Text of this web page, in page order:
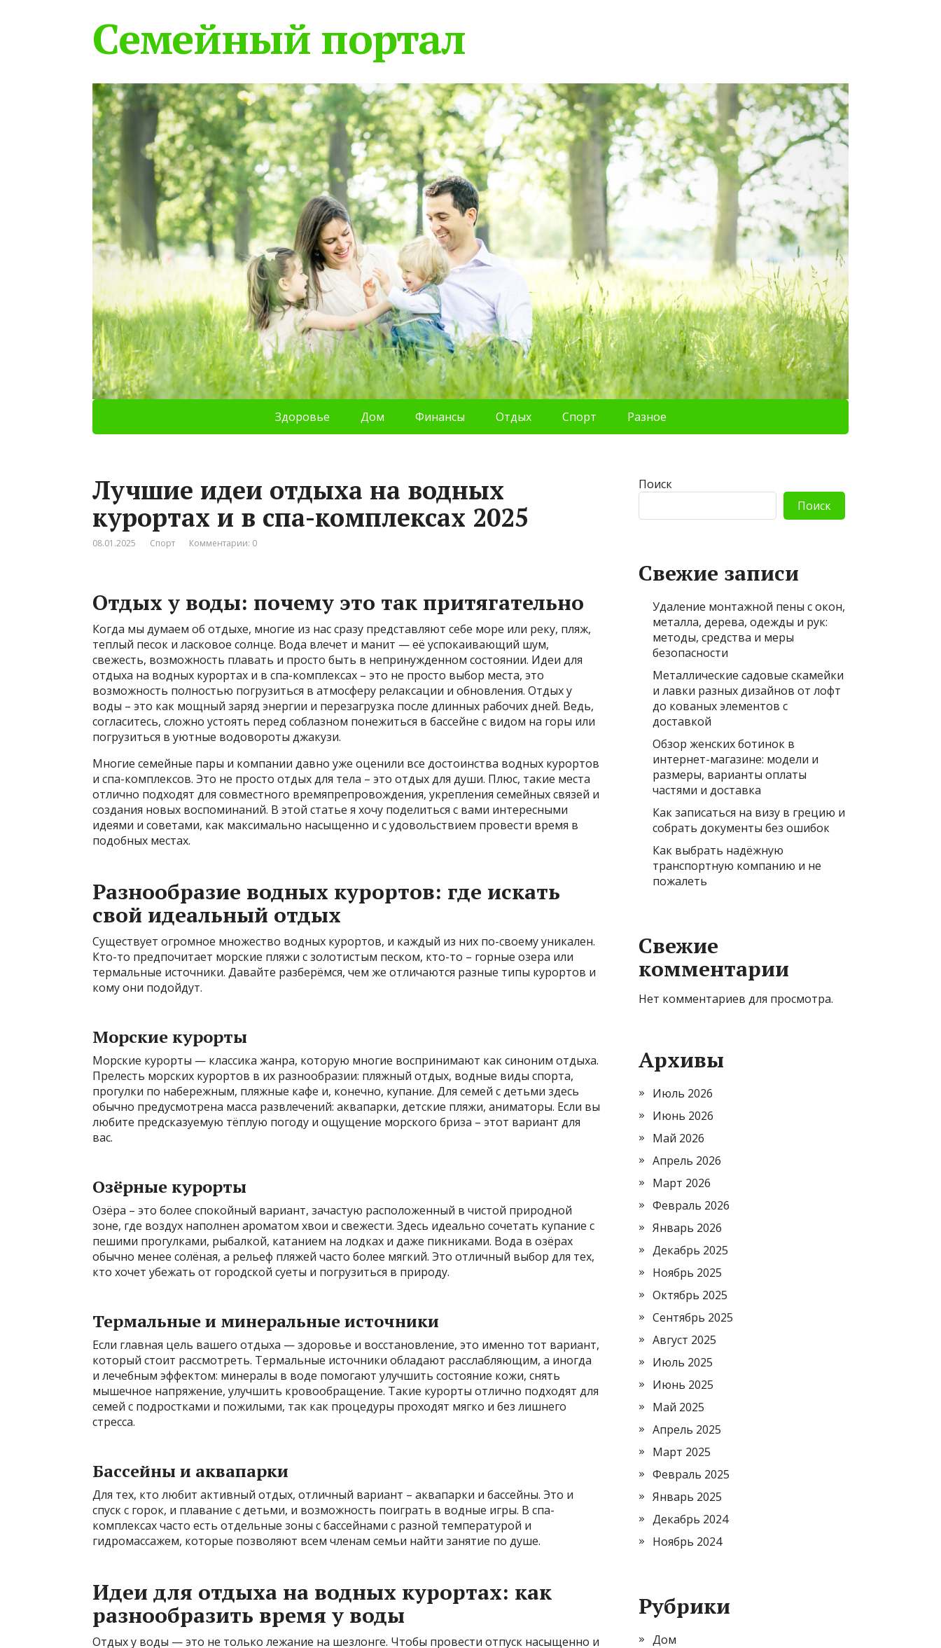
Семейный портал
Здоровье Дом Финансы Отдых Спорт Разное
Лучшие идеи отдыха на водных
курортах и в спа-комплексах 2025
08.01.2025 Спорт Комментарии: 0
Отдых у воды: почему это так притягательно
Когда мы думаем об отдыхе, многие из нас сразу представляют себе море или реку, пляж,
теплый песок и ласковое солнце. Вода влечет и манит — её успокаивающий шум,
свежесть, возможность плавать и просто быть в непринужденном состоянии. Идеи для
отдыха на водных курортах и в спа-комплексах – это не просто выбор места, это
возможность полностью погрузиться в атмосферу релаксации и обновления. Отдых у
воды – это как мощный заряд энергии и перезагрузка после длинных рабочих дней. Ведь,
согласитесь, сложно устоять перед соблазном понежиться в бассейне с видом на горы или
погрузиться в уютные водовороты джакузи.
Многие семейные пары и компании давно уже оценили все достоинства водных курортов
и спа-комплексов. Это не просто отдых для тела – это отдых для души. Плюс, такие места
отлично подходят для совместного времяпрепровождения, укрепления семейных связей и
создания новых воспоминаний. В этой статье я хочу поделиться с вами интересными
идеями и советами, как максимально насыщенно и с удовольствием провести время в
подобных местах.
Разнообразие водных курортов: где искать
свой идеальный отдых
Существует огромное множество водных курортов, и каждый из них по-своему уникален.
Кто-то предпочитает морские пляжи с золотистым песком, кто-то – горные озера или
термальные источники. Давайте разберёмся, чем же отличаются разные типы курортов и
кому они подойдут.
Морские курорты
Морские курорты — классика жанра, которую многие воспринимают как синоним отдыха.
Прелесть морских курортов в их разнообразии: пляжный отдых, водные виды спорта,
прогулки по набережным, пляжные кафе и, конечно, купание. Для семей с детьми здесь
обычно предусмотрена масса развлечений: аквапарки, детские пляжи, аниматоры. Если вы
любите предсказуемую тёплую погоду и ощущение морского бриза – этот вариант для
вас.
Озёрные курорты
Озёра – это более спокойный вариант, зачастую расположенный в чистой природной
зоне, где воздух наполнен ароматом хвои и свежести. Здесь идеально сочетать купание с
пешими прогулками, рыбалкой, катанием на лодках и даже пикниками. Вода в озёрах
обычно менее солёная, а рельеф пляжей часто более мягкий. Это отличный выбор для тех,
кто хочет убежать от городской суеты и погрузиться в природу.
Термальные и минеральные источники
Если главная цель вашего отдыха — здоровье и восстановление, это именно тот вариант,
который стоит рассмотреть. Термальные источники обладают расслабляющим, а иногда
и лечебным эффектом: минералы в воде помогают улучшить состояние кожи, снять
мышечное напряжение, улучшить кровообращение. Такие курорты отлично подходят для
семей с подростками и пожилыми, так как процедуры проходят мягко и без лишнего
стресса.
Бассейны и аквапарки
Для тех, кто любит активный отдых, отличный вариант – аквапарки и бассейны. Это и
спуск с горок, и плавание с детьми, и возможность поиграть в водные игры. В спа-
комплексах часто есть отдельные зоны с бассейнами с разной температурой и
гидромассажем, которые позволяют всем членам семьи найти занятие по душе.
Идеи для отдыха на водных курортах: как
разнообразить время у воды
Отдых у воды — это не только лежание на шезлонге. Чтобы провести отпуск насыщенно и
Поиск
Поиск
Свежие записи
Удаление монтажной пены с окон,
металла, дерева, одежды и рук:
методы, средства и меры
безопасности
Металлические садовые скамейки
и лавки разных дизайнов от лофт
до кованых элементов с
доставкой
Обзор женских ботинок в
интернет-магазине: модели и
размеры, варианты оплаты
частями и доставка
Как записаться на визу в грецию и
собрать документы без ошибок
Как выбрать надёжную
транспортную компанию и не
пожалеть
Свежие
комментарии
Нет комментариев для просмотра.
Архивы
Июль 2026
Июнь 2026
Май 2026
Апрель 2026
Март 2026
Февраль 2026
Январь 2026
Декабрь 2025
Ноябрь 2025
Октябрь 2025
Сентябрь 2025
Август 2025
Июль 2025
Июнь 2025
Май 2025
Апрель 2025
Март 2025
Февраль 2025
Январь 2025
Декабрь 2024
Ноябрь 2024
Рубрики
Дом